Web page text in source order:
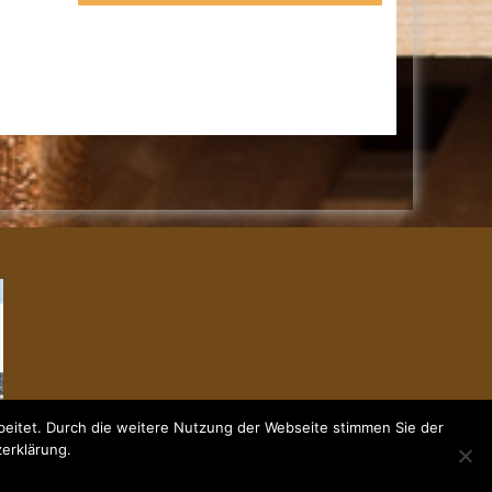
Durch die weitere Nutzung der Webseite stimmen Sie der